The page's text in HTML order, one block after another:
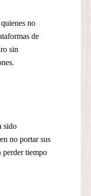
no
de
sin
sido
no portar sus
perder tiempo